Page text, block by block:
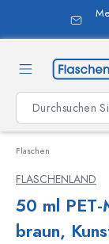
springen
Flaschen
FLASCHENLAND
50 ml
braun,